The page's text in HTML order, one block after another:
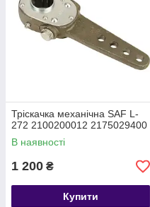
Тріскачка механічна SAF L-
272 2100200012 2175029400
В наявності
1 200 ₴
Купити